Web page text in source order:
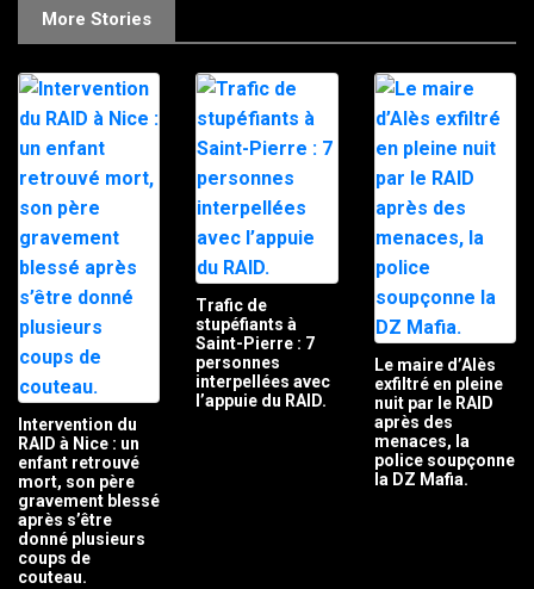
More Stories
Intervention du
RAID à Nice : un
enfant retrouvé
mort, son père
gravement blessé
après s’être
donné plusieurs
coups de
couteau.
Trafic de
stupéfiants à
Saint-Pierre : 7
personnes
interpellées avec
l’appuie du RAID.
Le maire d’Alès
exfiltré en pleine
nuit par le RAID
après des
menaces, la
police soupçonne
la DZ Mafia.